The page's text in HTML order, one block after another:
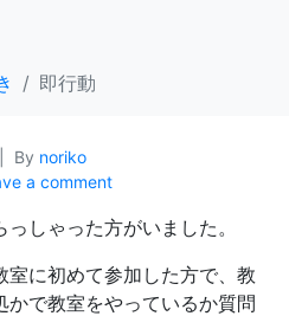
即行動
By noriko
a comment
しゃった方がいました。
室に初めて参加した方で、教
で教室をやっているか質問